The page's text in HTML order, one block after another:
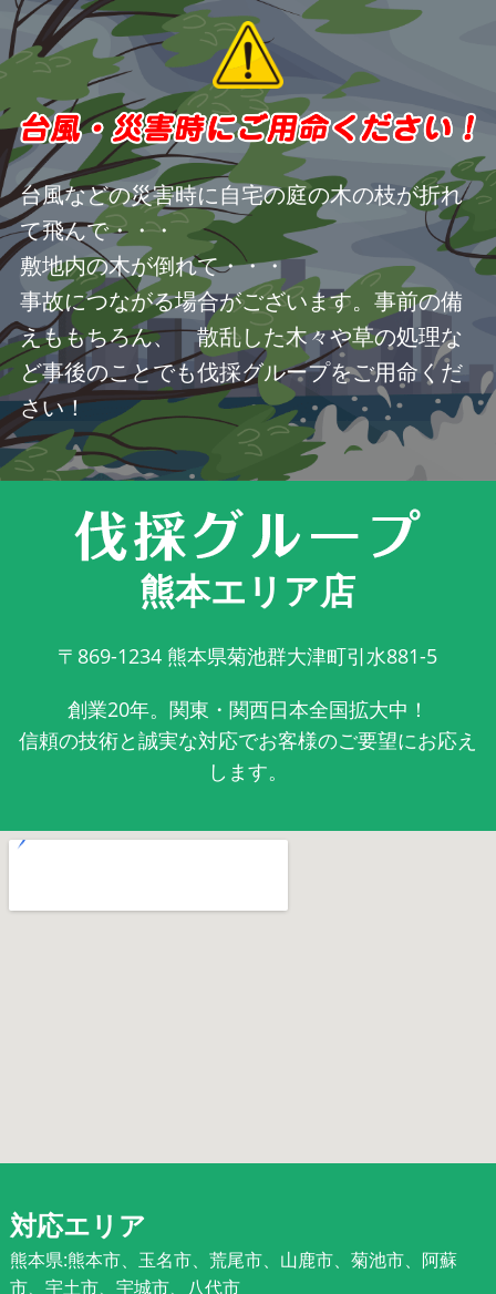
台風などの災害時に自宅の庭の木の枝が折れ
て飛んで・・・
敷地内の木が倒れて・・・
事故につながる場合がございます。事前の備
えももちろん、 散乱した木々や草の処理な
ど事後のことでも伐採グループをご用命くだ
さい！
熊本エリア店
〒869-1234 熊本県菊池群大津町引水881-5
創業20年。関東・関西日本全国拡大中！
信頼の技術と誠実な対応でお客様のご要望にお応え
します。
対応エリア
熊本県:熊本市、玉名市、荒尾市、山鹿市、菊池市、阿蘇
市、宇土市、宇城市、八代市